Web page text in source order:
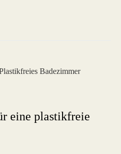
eine plastikfreie